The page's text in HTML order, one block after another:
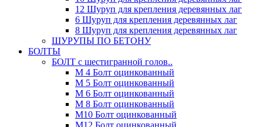
12 Шуруп для крепления деревянных лаг
6 Шуруп для крепления деревянных лаг
8 Шуруп для крепления деревянных лаг
ШУРУПЫ ПО БЕТОНУ
БОЛТЫ
БОЛТ с шестигранной голов..
М 4 Болт оцинкованный
М 5 Болт оцинкованный
М 6 Болт оцинкованный
М 8 Болт оцинкованный
М10 Болт оцинкованный
М12 Болт оцинкованный